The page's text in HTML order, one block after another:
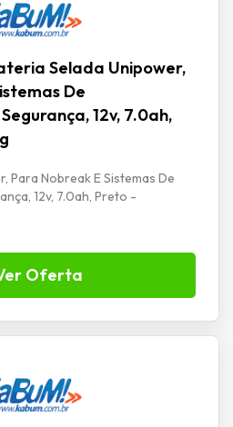
Selada Unipower,
De
12v, 7.0ah,
Para Nobreak E Sistemas De
12v, 7.0ah, Preto -
Oferta